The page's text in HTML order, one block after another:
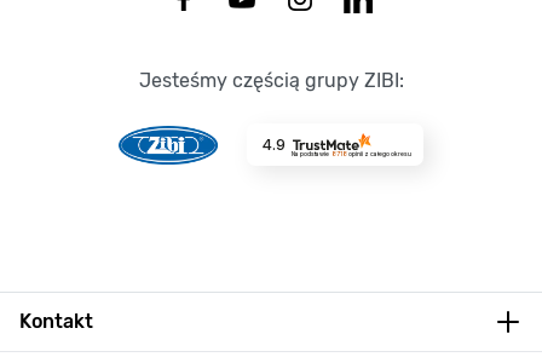
Jesteśmy częścią grupy ZIBI:
4.9
Na podstawie 8718opinii z całego okresu
Kontakt